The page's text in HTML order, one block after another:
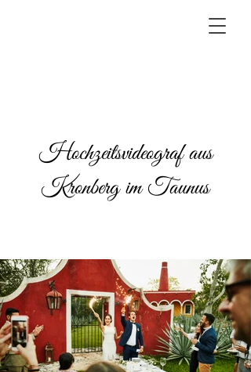
Hochzeitsvideograf aus
Kronberg im Taunus